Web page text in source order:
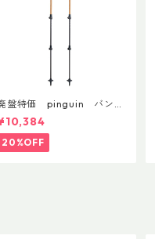
盤特価 pinguin バンブ
FLフォーム(ペア)
20%OFF